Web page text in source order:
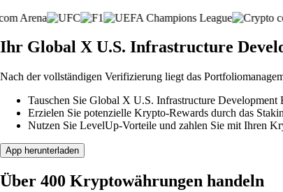
Ihr Global X U.S. Infrastructure
Nach der vollständigen Verifizierung liegt das
Tauschen Sie Global X U.S. Infrastructure
Erzielen Sie potenzielle Krypto-Rewards durch das
Nutzen Sie LevelUp-Vorteile und zahlen Sie mit Ihren
App herunterladen
Über 400 Kryptowährungen handeln